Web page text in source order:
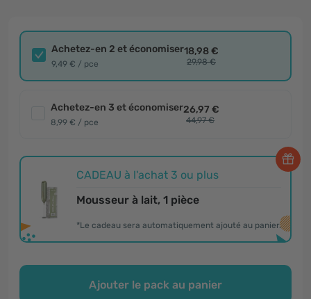
Achetez-en 2 et économiser
9,49 € / pce
18,98 €
29,98 €
Achetez-en 3 et économiser
8,99 € / pce
26,97 €
44,97 €
CADEAU à l'achat 3 ou plus
Mousseur à lait, 1 pièce
*Le cadeau sera automatiquement ajouté au panier.
Ajouter le pack au panier